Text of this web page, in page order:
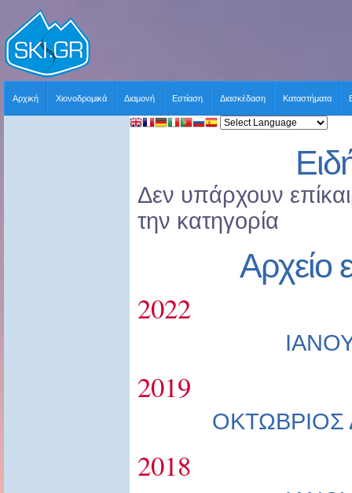
Αρχική Χιονοδρομικά Διαμονή Εστίαση Διασκέδαση Καταστήματα
Δεν υπάρχουν
την κατηγορία
Αρχείο
2022
2019
ΟΚΤΩΒΡΙΟΣ
2018